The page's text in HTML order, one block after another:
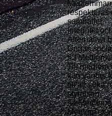
respekteras
samhället.
Integritet
Alternativa
Ungas
§3
Till medlem
kan väntas
till att söka
styrelsen.
§4
Medlem